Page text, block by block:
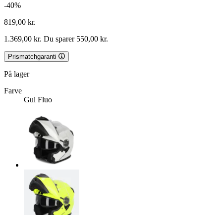
-40%
819,00 kr.
1.369,00 kr. Du sparer 550,00 kr.
Prismatchgaranti
På lager
Farve
Gul Fluo